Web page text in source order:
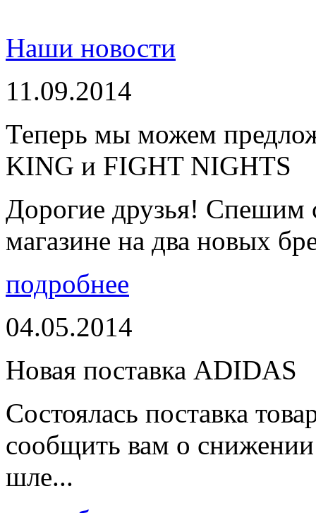
Наши новости
11.09.2014
Теперь мы можем
KING и FIGHT NIGHTS
Дорогие друзья! Спешим
магазине на два новых
подробнее
04.05.2014
Новая поставка ADIDAS
Состоялась поставка
сообщить вам о
шле...